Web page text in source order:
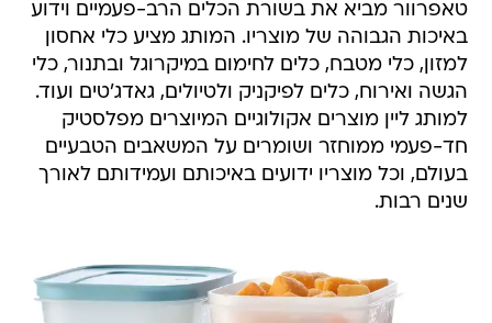
טאפרוור מביא את בשורת הכלים הרב-פעמיים וידוע
באיכות הגבוהה של מוצריו. המותג מציע כלי אחסון
למזון, כלי מטבח, כלים לחימום במיקרוגל ובתנור, כלי
הגשה ואירוח, כלים לפיקניק ולטיולים, גאדג'טים ועוד.
למותג ליין מוצרים אקולוגיים המיוצרים מפלסטיק
חד-פעמי ממוחזר ושומרים על המשאבים הטבעיים
בעולם, וכל מוצריו ידועים באיכותם ועמידותם לאורך
שנים רבות.